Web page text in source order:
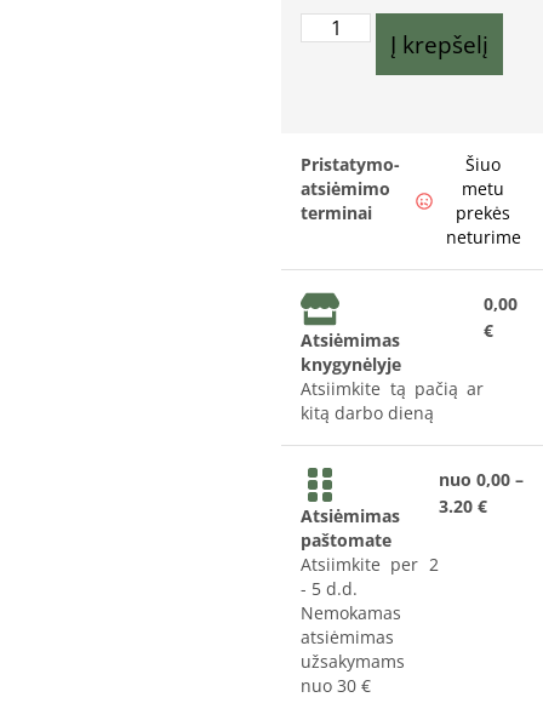
Į krepšelį
Pristatymo-
atsiėmimo
terminai
Šiuo
metu
prekės
neturime
Atsiėmimas
knygynėlyje
Atsiimkite tą pačią ar
kitą darbo dieną
0,00
€
Atsiėmimas
paštomate
Atsiimkite per 2
- 5 d.d.
Nemokamas
atsiėmimas
užsakymams
nuo 30 €
nuo 0,00 –
3.20 €